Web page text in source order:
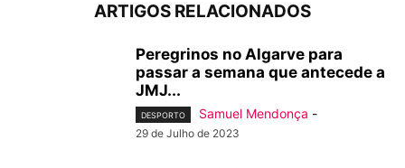
ARTIGOS RELACIONADOS
Peregrinos no Algarve para
passar a semana que antecede a
JMJ...
DESPORTO Samuel Mendonça -
29 de Julho de 2023